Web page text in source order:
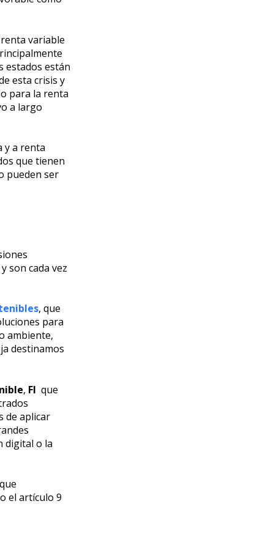
variable
estados están
esta crisis y
para la renta
a largo
y a renta
que tienen
pueden ser
son cada vez
, que
para
ambiente,
destinamos
, FI que
de aplicar
digital o la
el artículo 9